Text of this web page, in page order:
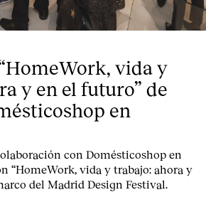
vida y
y en el futuro” de
en
con Domésticoshop en
“HomeWork, vida y trabajo: ahora y
del Madrid Design Festival.